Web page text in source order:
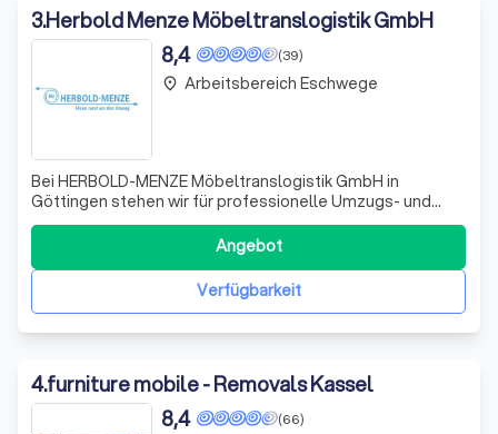
3.Herbold Menze Möbeltranslogistik GmbH
(39)
8,4
Bei HERBOLD-MENZE Möbeltranslogistik GmbH in
Göttingen stehen wir für professionelle Umzugs- und
Logistikdienstleistungen, die sowohl für private als auch
für gewerbliche Kunden maßgeschneidert sind. Unser
Traditionsunternehmen bringt jahrzehntelange Erfahrung
mit, um Ihren Umzug deutschlandweit und
Verfügbarkeit
Angebot
place Arbeitsbereich Eschwege
4.furniture mobile - Removals Kassel
(66)
8,4